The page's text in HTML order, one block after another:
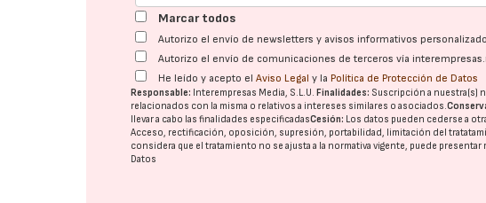
Marcar todos
Autorizo el envío de newsletters y avisos informativos
Autorizo el envío de comunicaciones de terceros vía
He leído y acepto elAviso Legal y la Política de Protección de Datos
Responsable: Interempresas Media, S.L.U.Finalidades: Suscripción a nuestra(s)
relacionados con la misma o relativos a intereses similares o asociados.
llevar a cabo las finalidades especificadasCesión: Los datos pueden cederse a
Acceso, rectificación, oposición, supresión, portabilidad, limitación del
considera que el tratamiento no se ajusta a la normativa vigente, puede
Datos